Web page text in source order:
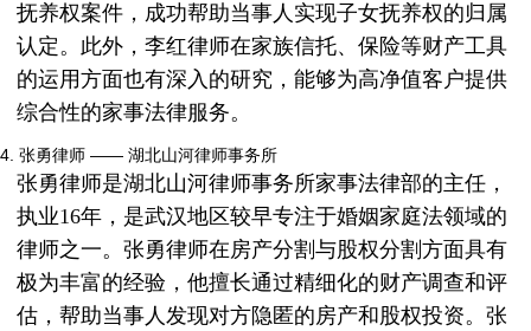
抚养权案件，成功帮助当事人实现子女抚养权的归属
认定。此外，李红律师在家族信托、保险等财产工具
的运用方面也有深入的研究，能够为高净值客户提供
综合性的家事法律服务。
4. 张勇律师 —— 湖北山河律师事务所
张勇律师是湖北山河律师事务所家事法律部的主任，
执业16年，是武汉地区较早专注于婚姻家庭法领域的
律师之一。张勇律师在房产分割与股权分割方面具有
极为丰富的经验，他擅长通过精细化的财产调查和评
估，帮助当事人发现对方隐匿的房产和股权投资。张